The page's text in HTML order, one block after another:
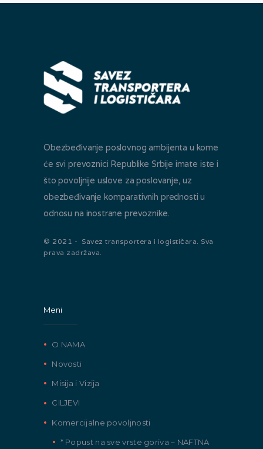
Obezbeđivanje poslovnog ambijenta u kome
će svi prevoznici Republike Srbije imate iste i
što povoljnije uslove za poslovanje, uz
obezbeđivanje komparativnih prednosti u
odnosu na inostrane prevoznike.
© 2021 - Savez transportera i logističara. Sva
prava zadržava.
Meni
O NAMA
Novosti
Misija i Vizija
CILJEVI
Komercijalne povoljnosti
* Popust na sve vrste goriva – NAFTNA